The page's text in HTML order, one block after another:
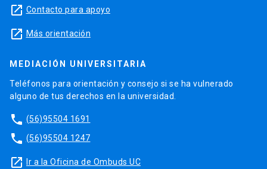
launch Contacto para apoyo
launch Más orientación
MEDIACIÓN UNIVERSITARIA
Teléfonos para orientación y consejo si se ha vulnerado
alguno de tus derechos en la universidad.
phone (56)95504 1691
phone (56)95504 1247
launch Ir a la Oficina de Ombuds UC